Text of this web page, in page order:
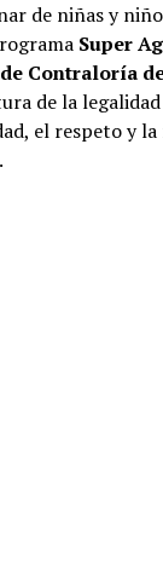
de niñas y
Super
Contraloría
de la
el respeto y